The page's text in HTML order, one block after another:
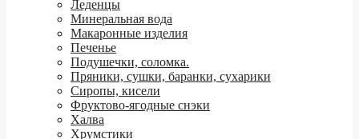
Леденцы
Минеральная вода
Макаронные изделия
Печенье
Подушечки, соломка.
Пряники, сушки, баранки, сухарики
Сиропы, кисели
Фруктово-ягодные снэки
Халва
Хрумстики